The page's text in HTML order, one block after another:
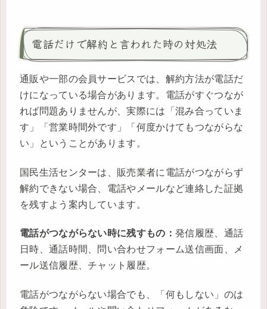
電話だけで解約と言われた時の対処法
通販や一部の会員サービスでは、解約方法が電話だ
けになっている場合があります。電話がすぐつなが
れば問題ありませんが、実際には「混み合っていま
す」「営業時間外です」「何度かけてもつながらな
い」ということがあります。
国民生活センターは、販売業者に電話がつながらず
解約できない場合、電話やメールなど連絡した証拠
を残すよう案内しています。
電話がつながらない時に残すもの： 発信履歴、通話
日時、通話時間、問い合わせフォーム送信画面、メ
ール送信履歴、チャット履歴。
電話がつながらない場合でも、「何もしない」のは